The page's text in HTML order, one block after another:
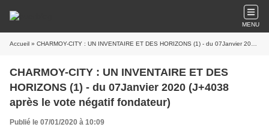
MENU
Accueil » CHARMOY-CITY : UN INVENTAIRE ET DES HORIZONS (1) - du 07Janvier 2020 (J+4038 après le vote négatif fondateur)
CHARMOY-CITY : UN INVENTAIRE ET DES
HORIZONS (1) - du 07Janvier 2020 (J+4038
après le vote négatif fondateur)
Publié le 07/01/2020 à 10:09